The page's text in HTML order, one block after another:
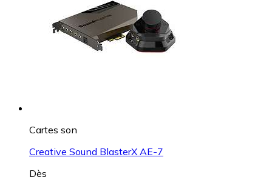
Cartes son
Creative Sound BlasterX AE-7
Dès